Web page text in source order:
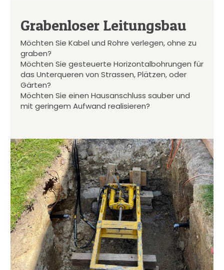
Grabenloser Leitungsbau
Möchten Sie Kabel und Rohre verlegen, ohne zu
graben?
Möchten Sie gesteuerte Horizontalbohrungen für
das Unterqueren von Strassen, Plätzen, oder
Gärten?
Möchten Sie einen Hausanschluss sauber und
mit geringem Aufwand realisieren?